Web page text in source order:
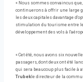
« Nous sommes convaincus
continuerons à offrir une large
les deux capitales davantage
stimulation du tourisme entre
développement des vols à
« Cet été, nous avons six
passagers, dont deux ont été
qui sera beaucoup plus facile à
Trubek le directeur de la